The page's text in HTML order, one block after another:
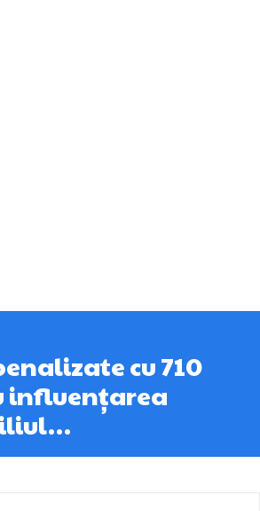
cu 710
influențarea